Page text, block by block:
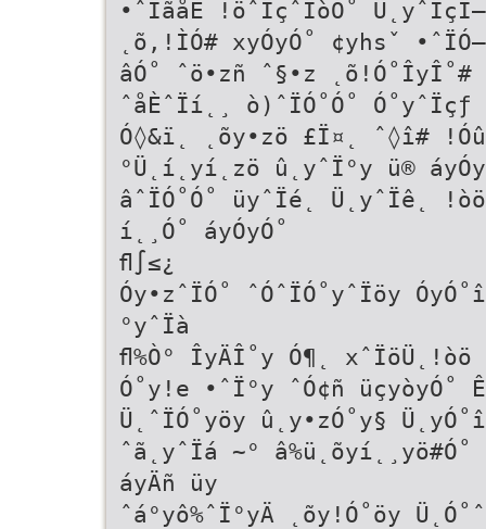
•ˆÏãåÈ !öˆÏçˆÏòÓ˚
˛õ,!ÌÓ# xyÓyÓ˚ ¢yhsˇ
âÓ˚ ˆö•zñ ˆ§•z
ˆåÈˆÏí˛¸ ò)ˆÏÓ˚Ó˚
Ó◊&ï˛ ˛õy•zö £Ï¤˛ ˆ◊î#
°Ü˛í˛yí˛zö û˛yˆÏ°y ü®
âˆÏÓ˚Ó˚ üyˆÏé˛ Ü˛yˆÏê˛ !òö
í˛¸Ó˚ áyÓyÓ˚
ﬂ∫≤¿
Óy•zˆÏÓ˚ ˆÓˆÏÓ˚yˆÏöy
°yˆÏà
ﬂ%Ò° ÎyÄÎ˚y Ó¶˛
Ó˚y!e •ˆÏ°y ˆÓ¢ñ üçyòyÓ˚ Ê
Ü˛ˆÏÓ˚yöy û˛y•zÓ˚y§
ˆã˛yˆÏá ~°
áyÄñ üy
ˆá°yô%ˆÏ°yÄ ˛õy!Ó˚öy